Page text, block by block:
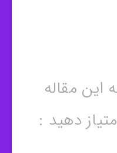
این مقاله
دهید :